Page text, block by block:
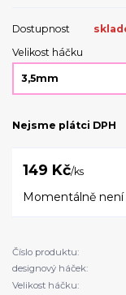
Dostupnost
Velikost háčku
Nejsme plátci DPH
149 Kč/ks
Momentálně není
Číslo produktu:
designový háček:
Velikost háčku: